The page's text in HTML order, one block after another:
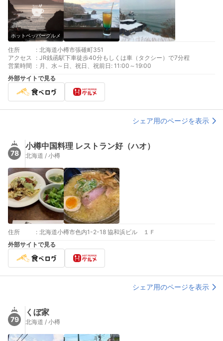
ホットペッパーグルメ
住所 : 北海道小樽市張碓町351
アクセス
: JR銭函駅下車徒歩40分もしくは車（タクシー）で7分程
営業時間
: 月、水～日、祝日、祝前日: 11:00～19:00
外部サイトで見る
シェア用のページを表示
78
小樽中国料理 レストラン好（ハオ）
北海道 / 小樽
住所 : 北海道小樽市色内1-2-18 協和浜ビル １Ｆ
外部サイトで見る
シェア用のページを表示
79
くぼ家
北海道 / 小樽